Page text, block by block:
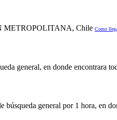
METROPOLITANA, Chile Como
general, en donde encontrara
búsqueda general por 1 hora, en